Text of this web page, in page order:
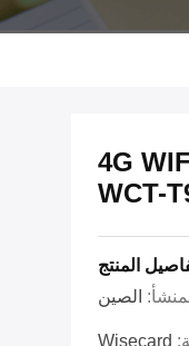
4G
المنتج
الصين
Wisecard